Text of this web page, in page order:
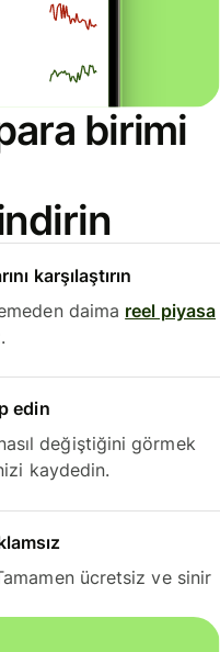
birimi
karşılaştırın
daima reel piyasa
edin
değiştiğini görmek
kaydedin.
ücretsiz ve sinir